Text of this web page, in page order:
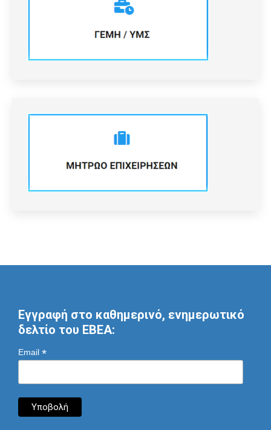
Εγγραφή στο καθημερινό, ενημερωτικό
δελτίο του ΕΒΕΑ:
Email *